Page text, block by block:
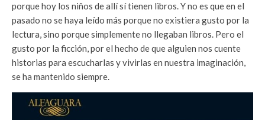
porque hoy los niños de allí sí tienen libros. Y no es que en el
pasado no se haya leído más porque no existiera gusto por la
lectura, sino porque simplemente no llegaban libros. Pero el
gusto por la ficción, por el hecho de que alguien nos cuente
historias para escucharlas y vivirlas en nuestra imaginación,
se ha mantenido siempre.